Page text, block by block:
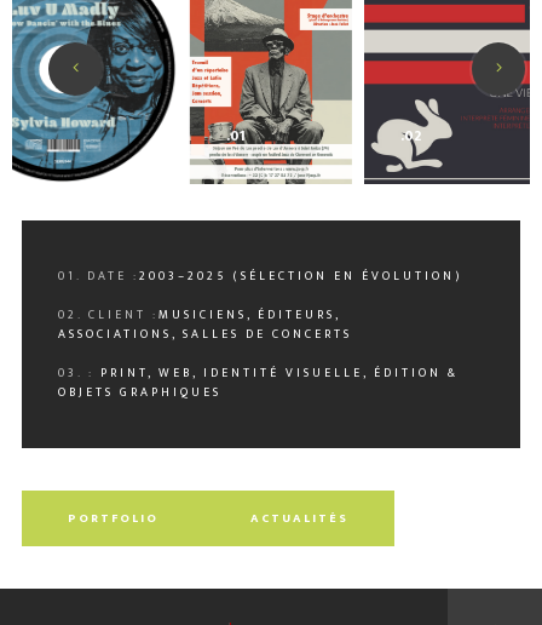
.01 .02
01. DATE :2003–2025 (SÉLECTION EN ÉVOLUTION)
02. CLIENT :MUSICIENS, ÉDITEURS,
ASSOCIATIONS, SALLES DE CONCERTS
03. : PRINT, WEB, IDENTITÉ VISUELLE, ÉDITION &
OBJETS GRAPHIQUES
PORTFOLIO ACTUALITÉS